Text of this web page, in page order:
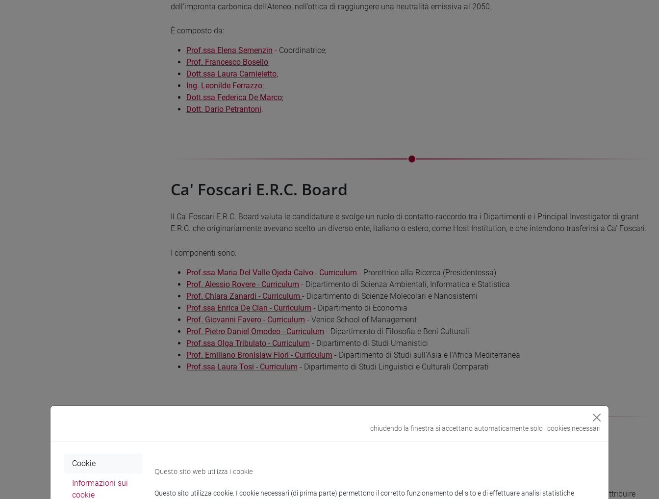
dell’impronta carbonica dell’Ateneo, nell’ottica di raggiungere una neutralità emissiva al 2050.
È composto da:
Prof.ssa Elena Semenzin - Coordinatrice;
Prof. Francesco Bosello;
Dott.ssa Laura Carnieletto;
Ing. Leonilde Ferrazzo;
Dott.ssa Federica De Marco;
Dott. Dario Petrantoni.
Ca' Foscari E.R.C. Board
Il Ca' Foscari E.R.C. Board valuta le candidature e svolge un ruolo di contatto-raccordo tra i Dipartimenti e i Principal Investigator di grant
E.R.C. che originariamente avevano scelto un diverso ente, italiano o estero, come Host Institution, e che intendono trasferirsi a Ca' Foscari.
I componenti sono:
Prof.ssa Maria Del Valle Ojeda Calvo - Curriculum - Prorettrice alla Ricerca (Presidentessa)
Prof. Alessio Rovere - Curriculum - Dipartimento di Scienza Ambientali, Informatica e Statistica
Prof. Chiara Zanardi - Curriculum - Dipartimento di Scienze Molecolari e Nanosistemi
Prof.ssa Enrica De Cian - Curriculum - Dipartimento di Economia
Prof. Giovanni Favero - Curriculum - Venice School of Management
Prof. Pietro Daniel Omodeo - Curriculum - Dipartimento di Filosofia e Beni Culturali
Prof.ssa Olga Tribulato - Curriculum - Dipartimento di Studi Umanistici
Prof. Emiliano Bronislaw Fiori - Curriculum - Dipartimento di Studi sull'Asia e l'Africa Mediterranea
Prof.ssa Laura Tosi - Curriculum - Dipartimento di Studi Linguistici e Culturali Comparati
Commissione etica
La Commissione ha funzioni:
consultive, propositive, di ricerca, di indagine, di promozione e divulgazione in materia di etica, oltre a tutte quelle ad essa attribuire
chiudendo la finestra si accettano automaticamente solo i cookies necessari
Cookie
Informazioni sui
cookie
Questo sito web utilizza i cookie
Questo sito utilizza cookie. I cookie necessari (di prima parte) permettono il corretto funzionamento del sito e di effettuare analisi statistiche